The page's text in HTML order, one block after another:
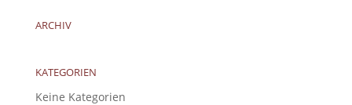
ARCHIV
KATEGORIEN
Keine Kategorien